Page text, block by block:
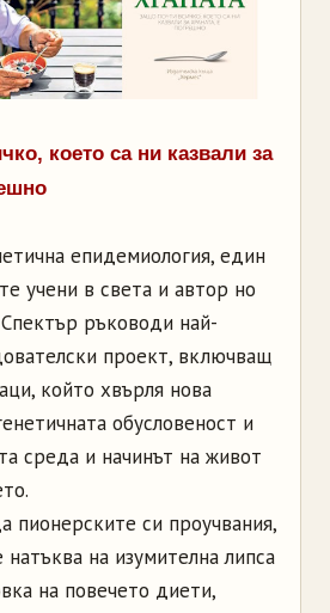
което са ни казвали за
епидемиология, един
учени в света и автор но
ръководи най-
проект, включващ
който хвърля нова
обусловеност и
среда и начинът на живот
пионерските си проучвания,
на изумителна липса
на повечето диети,